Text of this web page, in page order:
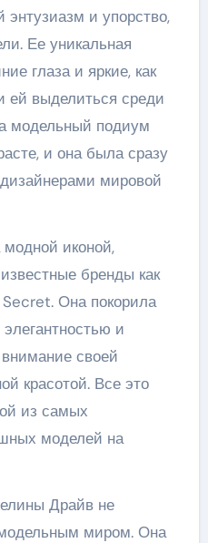
и упорство,
Ее уникальная
глаза и яркие, как
ей выделиться среди
модельный подиум
и она была сразу
мировой
иконой,
бренды как
Она покорила
и
своей
красотой. Все это
из самых
моделей на
Драйв не
модельным миром. Она